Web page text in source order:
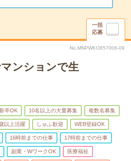
一括
応募
No.MNPWKO857006-09
ンションで生
卒OK 10名以上の大量募集 複数名募集
以上活躍 しゅふ歓迎 WEB登録OK
16時前までの仕事 17時前までの仕事
副業・WワークOK 医療福祉